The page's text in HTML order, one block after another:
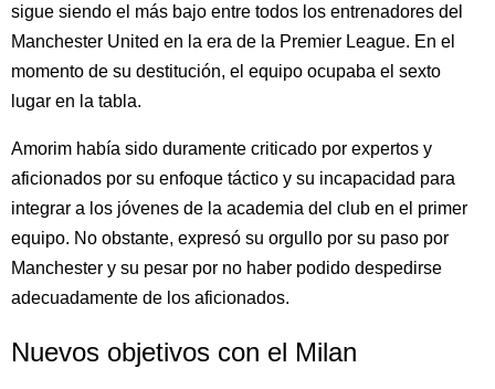
sigue siendo el más bajo entre todos los entrenadores del
Manchester United en la era de la Premier League. En el
momento de su destitución, el equipo ocupaba el sexto
lugar en la tabla.
Amorim había sido duramente criticado por expertos y
aficionados por su enfoque táctico y su incapacidad para
integrar a los jóvenes de la academia del club en el primer
equipo. No obstante, expresó su orgullo por su paso por
Manchester y su pesar por no haber podido despedirse
adecuadamente de los aficionados.
Nuevos objetivos con el Milan